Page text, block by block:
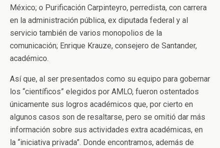
México; o Purificación Carpinteyro, perredista, con carrera
en la administración pública, ex diputada federal y al
servicio también de varios monopolios de la
comunicación; Enrique Krauze, consejero de Santander,
académico.
Así que, al ser presentados como su equipo para gobernar
los “científicos” elegidos por AMLO, fueron ostentados
únicamente sus logros académicos que, por cierto en
algunos casos son de resaltarse, pero se omitió dar más
información sobre sus actividades extra académicas, en
la “iniciativa privada”. Donde encontramos, además de